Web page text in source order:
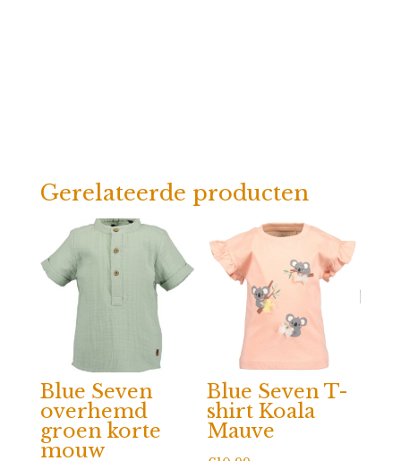
Gerelateerde producten
Blue Seven
overhemd
groen korte
mouw
Blue Seven T-
shirt Koala
Mauve